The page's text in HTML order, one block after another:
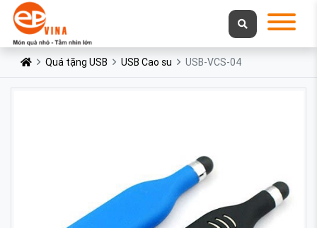
Quá tặng USB USB Cao su USB-VCS-04